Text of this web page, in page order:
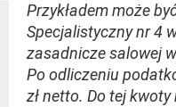
Przykładem może
Specjalistyczny nr 4
zasadnicze salowej
Po odliczeniu
zł netto. Do tej